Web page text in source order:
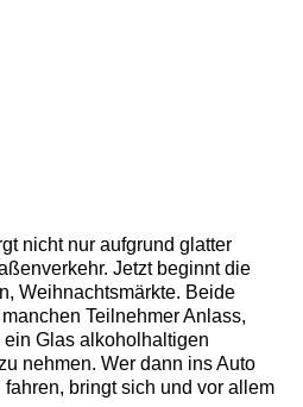
nicht nur aufgrund glatter
Jetzt beginnt die
Weihnachtsmärkte. Beide
Teilnehmer Anlass,
Glas alkoholhaltigen
nehmen. Wer dann ins Auto
bringt sich und vor allem